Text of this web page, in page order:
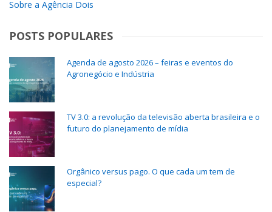
Sobre a Agência Dois
POSTS POPULARES
Agenda de agosto 2026 – feiras e eventos do
Agronegócio e Indústria
TV 3.0: a revolução da televisão aberta brasileira e o
futuro do planejamento de mídia
Orgânico versus pago. O que cada um tem de
especial?